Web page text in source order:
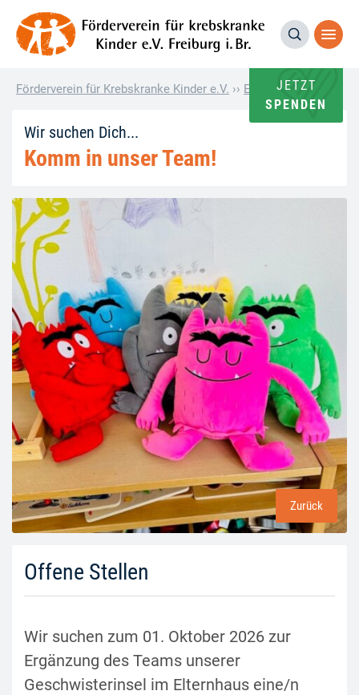
JETZT
SPENDEN
Förderverein für Krebskranke Kinder e.V. ›› Elternhaus und
Wir suchen Dich...
Komm in unser Team!
Offene Stellen
Zurück
Wir suchen zum 01. Oktober 2026 zur
Ergänzung des Teams unserer
Geschwisterinsel im Elternhaus eine/n